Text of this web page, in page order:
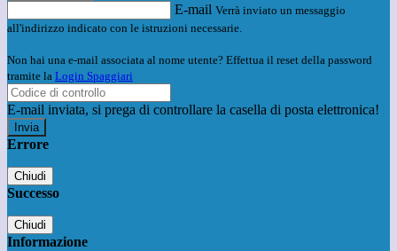
E-mail Verrà inviato un messaggio
all'indirizzo indicato con le istruzioni necessarie.
Non hai una e-mail associata al nome utente? Effettua il reset della password
tramite la Login Spaggiari
E-mail inviata, si prega di controllare la casella di posta elettronica!
Errore
Chiudi
Successo
Chiudi
Informazione